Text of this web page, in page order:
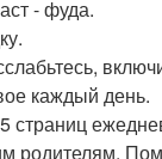
- фуда.
каждый день.
страниц
родителям.